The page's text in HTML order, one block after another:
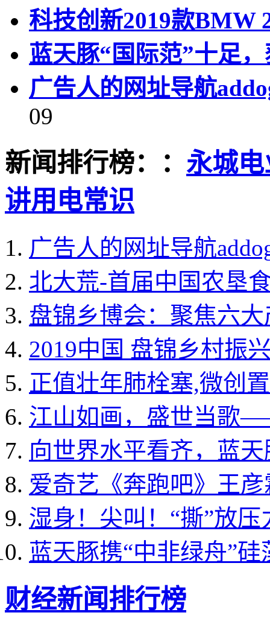
科技创新2019款BMW
蓝天豚“国际范”十足
广告人的网址导航
09
新闻排行榜：： 永城
讲用电常识
广告人的网址导航
北大荒-首届中国农垦
盘锦乡博会：聚焦六
2019中国 盘锦乡村振
正值壮年肺栓塞,微创
江山如画，盛世当歌
向世界水平看齐，蓝
爱奇艺《奔跑吧》王
湿身！尖叫！“撕”放
蓝天豚携“中非绿舟”
财经新闻排行榜